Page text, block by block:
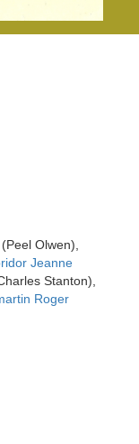
(Peel Olwen),
Jeanne
Stanton),
Roger